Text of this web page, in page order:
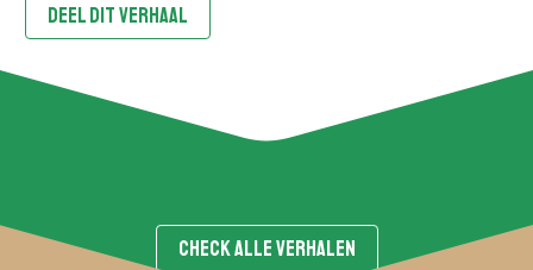
DEEL DIT VERHAAL
CHECK ALLE VERHALEN